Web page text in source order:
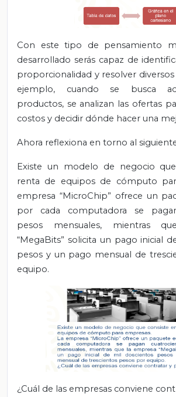
Con este tipo de pensamiento
desarrollado serás capaz de
proporcionalidad y resolver
ejemplo, cuando se busca
productos, se analizan las ofertas
costos y decidir dónde hacer una
Ahora reflexiona en torno al
Existe un modelo de negocio
renta de equipos de cómputo
empresa “MicroChip” ofrece un
por cada computadora se
pesos mensuales, mientras
“MegaBits” solicita un pago inicial
pesos y un pago mensual de
equipo.
¿Cuál de las empresas conviene